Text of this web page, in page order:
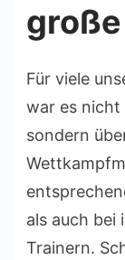
Für viele
war es nicht
sondern
als auch bei
Trainern.